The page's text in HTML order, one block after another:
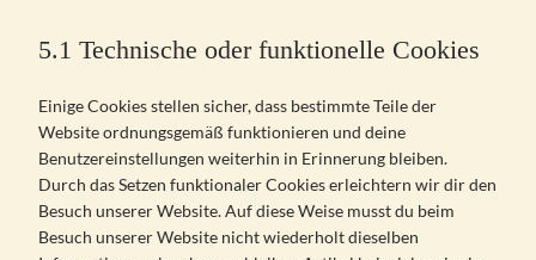
5.1 Technische oder funktionelle Cookies
Einige Cookies stellen sicher, dass bestimmte Teile der
Website ordnungsgemäß funktionieren und deine
Benutzereinstellungen weiterhin in Erinnerung bleiben.
Durch das Setzen funktionaler Cookies erleichtern wir dir den
Besuch unserer Website. Auf diese Weise musst du beim
Besuch unserer Website nicht wiederholt dieselben